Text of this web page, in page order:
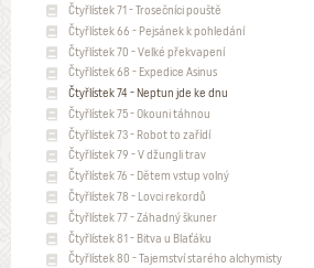
Čtyřlístek 71 - Trosečníci pouště
Čtyřlístek 66 - Pejsánek k pohledání
Čtyřlístek 70 - Velké překvapení
Čtyřlístek 68 - Expedice Asinus
Čtyřlístek 74 - Neptun jde ke dnu
Čtyřlístek 75 - Okouni táhnou
Čtyřlístek 73 - Robot to zařídí
Čtyřlístek 79 - V džungli trav
Čtyřlístek 76 - Dětem vstup volný
Čtyřlístek 78 - Lovci rekordů
Čtyřlístek 77 - Záhadný škuner
Čtyřlístek 81 - Bitva u Blaťáku
Čtyřlístek 80 - Tajemství starého alchymisty